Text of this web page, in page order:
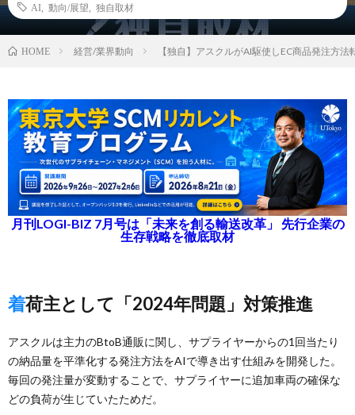
AI
動向/展望 独自取材
HOME 経営/業界動向 【独自】アスクルがAI駆使しEC商品発注方
月刊LOGI-BIZ 7月号は「未来を創る輸送改革」 先行企業の
生存戦略を徹底取材
着荷主として「2024年問題」対策推進
アスクルは主力のBtoB通販に関し、サプライヤーからの1回当たり
の納品量を平準化する発注方法をAIで導き出す仕組みを開発した。
毎回の発注量が変動することで、サプライヤーに追加車両の確保な
どの負荷が生じていたためだ。